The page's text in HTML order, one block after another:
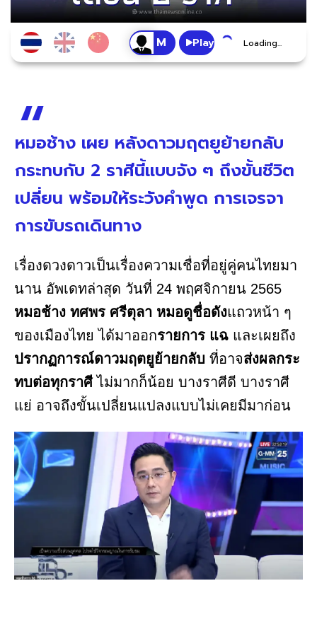
Play Loading...
หมอช้าง เผย หลังดาวมฤตยูย้ายกลับ
กระทบกับ 2 ราศีนี้แบบจัง ๆ ถึงขั้นชีวิต
เปลี่ยน พร้อมให้ระวังคำพูด การเจรจา
การขับรถเดินทาง
เรื่องดวงดาวเป็นเรื่องความเชื่อที่อยู่คู่คนไทยมา
นาน อัพเดทล่าสุด วันที่ 24 พฤศจิกายน 2565
หมอช้าง ทศพร ศรีตุลา หมอดูชื่อดังแถวหน้า ๆ
ของเมืองไทย ได้มาออกรายการ แฉ และเผยถึง
ปรากฏการณ์ดาวมฤตยูย้ายกลับ ที่อาจส่งผลกระ
ทบต่อทุกราศีไม่มากก็น้อย บางราศีดี บางราศี
แย่ อาจถึงขั้นเปลี่ยนแปลงแบบไม่เคยมีมาก่อน